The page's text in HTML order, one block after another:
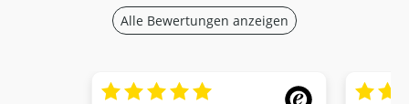
Alle Bewertungen anzeigen